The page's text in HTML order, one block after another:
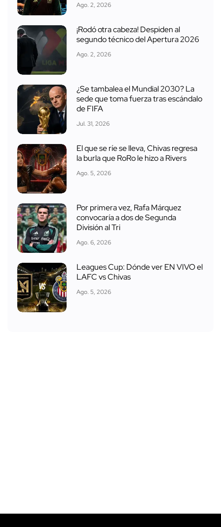
Ago. 2, 2026
¡Rodó otra cabeza! Despiden al
segundo técnico del Apertura 2026
Ago. 2, 2026
¿Se tambalea el Mundial 2030? La
sede que toma fuerza tras escándalo
de FIFA
Jul. 31, 2026
El que se ríe se lleva, Chivas regresa
la burla que RoRo le hizo a Rivers
Ago. 5, 2026
Por primera vez, Rafa Márquez
convocaría a dos de Segunda
División al Tri
Ago. 6, 2026
Leagues Cup: Dónde ver EN VIVO el
LAFC vs Chivas
Ago. 5, 2026